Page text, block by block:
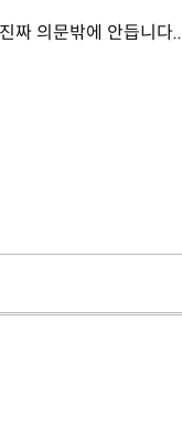
짜 의문밖에 안듭니다..